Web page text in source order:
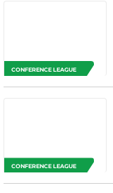
CONFERENCE LEAGUE
CONFERENCE LEAGUE